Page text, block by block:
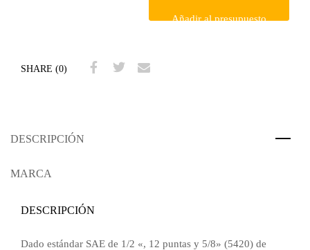
Añadir al presupuesto
SHARE (0)
DESCRIPCIÓN
MARCA
DESCRIPCIÓN
Dado estándar SAE de 1/2 «, 12 puntas y 5/8» (5420) de